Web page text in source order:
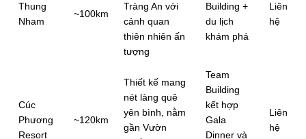
Thung
Nham
~100km
Tràng An với
cảnh quan
thiên nhiên ấn
tượng
Building +
du lịch
khám phá
Liên
hệ
Cúc
Phương
Resort
~120km
Thiết kế mang
nét làng quê
yên bình, nằm
gần Vườn
Team
Building
kết hợp
Gala
Dinner và
Liên
hệ